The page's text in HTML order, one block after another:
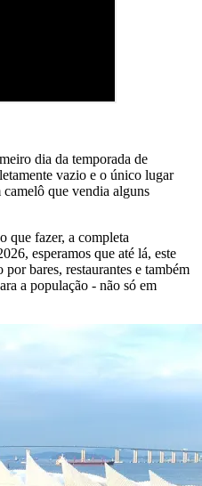
dia da temporada de
vazio e o único lugar
que vendia alguns
que fazer, a completa
esperamos que até lá, este
bares, restaurantes e também
a população - não só em